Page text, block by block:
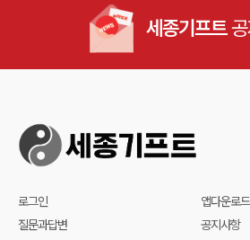
세종기프트공
로그인
앱다운로드
질문과답변
공지사항